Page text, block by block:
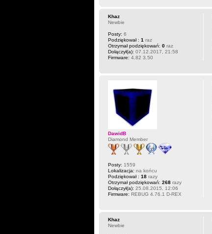
Khaz
Newbie
Posty: 6
Podziękował : 1 raz
Otrzymał podziękowań: 0 raz
Dołączył(a): 07.12.2017, 21:58
Firmware: 4.82 3.50
DawidB
Diamond Member
Posty: 1559
Lokalizacja: na końcu
Podziękował : 18 razy
Otrzymał podziękowań: 268 razy
Dołączył(a): 25.08.2015, 12:06
Firmware: REBUG 4.76.1 D-REX
Khaz
Newbie